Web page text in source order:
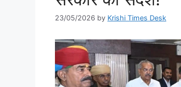
23/05/2026 by Krishi Times Desk